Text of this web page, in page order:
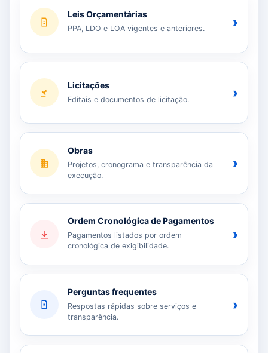
Leis Orçamentárias
PPA, LDO e LOA vigentes e anteriores. ›
Licitações
Editais e documentos de licitação. ›
Obras
Projetos, cronograma e transparência da
execução.
›
Ordem Cronológica de Pagamentos
Pagamentos listados por ordem
cronológica de exigibilidade.
›
Perguntas frequentes
Respostas rápidas sobre serviços e
transparência.
›